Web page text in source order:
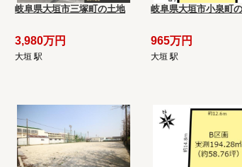
岐阜県大垣市三塚町の土地
3,980万円
大垣 駅
岐阜県大垣市小泉町
965万円
大垣 駅